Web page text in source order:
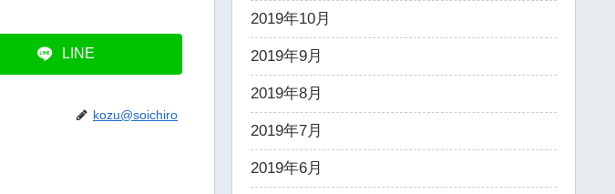
LINE
kozu@soichiro
2019年10月
2019年9月
2019年8月
2019年7月
2019年6月